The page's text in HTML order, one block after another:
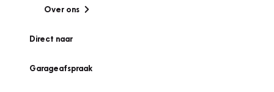
Over ons
Direct naar
Garageafspraak